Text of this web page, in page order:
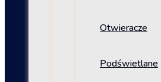
Otwieracze
Podświetlane